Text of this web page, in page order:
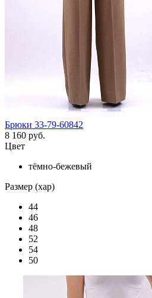
Брюки 33-79-60842
8 160 руб.
Цвет
тёмно-бежевый
Размер (хар)
44
46
48
52
54
50